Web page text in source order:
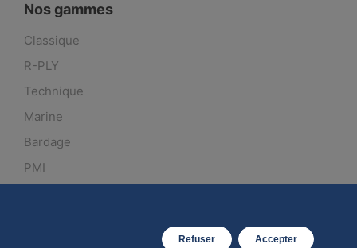
Nos gammes
Classique
R-PLY
Technique
Marine
Bardage
PMI
Accepter
Refuser